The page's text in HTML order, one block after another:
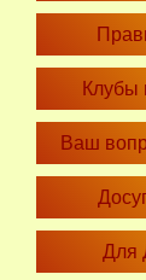
Клубы
Ваш
Для